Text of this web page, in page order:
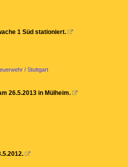
1 Süd stationiert. 
/ Stuttgart
26.5.2013 in Mülheim. 
